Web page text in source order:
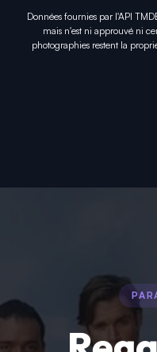
Données fournies par l'API
mais n'est ni approuvé ni
photographies restent la